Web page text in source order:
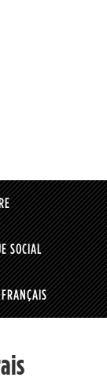
SOCIAL
FRANÇAIS